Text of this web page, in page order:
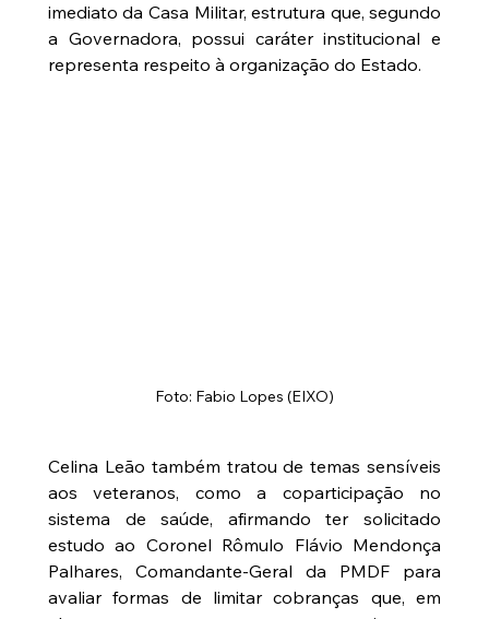
imediato da Casa Militar, estrutura que, segundo
a Governadora, possui caráter institucional e
representa respeito à organização do Estado.
Foto: Fabio Lopes (EIXO)
Celina Leão também tratou de temas sensíveis
aos veteranos, como a coparticipação no
sistema de saúde, afirmando ter solicitado
estudo ao Coronel Rômulo Flávio Mendonça
Palhares, Comandante-Geral da PMDF para
avaliar formas de limitar cobranças que, em